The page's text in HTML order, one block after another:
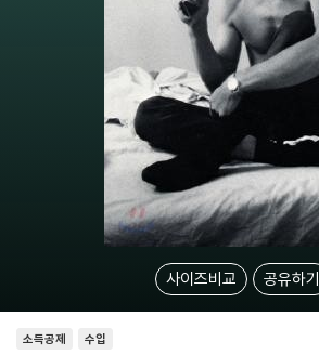
사이즈비교 공유하기
소득공제 수입